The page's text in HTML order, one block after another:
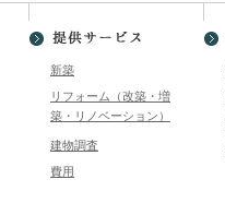
新築
リフォーム（改築・増
築・リノベーション）
建物調査
費用